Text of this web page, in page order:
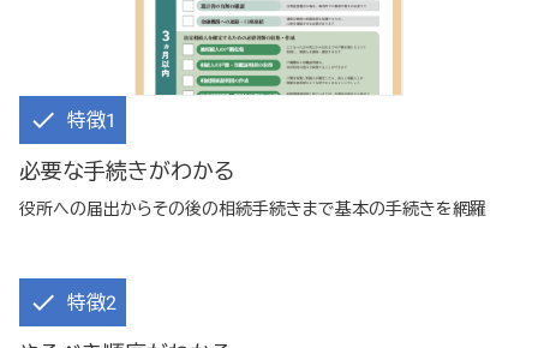
特徴1
必要な手続きがわかる
役所への届出からその後の相続手続きまで基本の手続きを網羅
特徴2